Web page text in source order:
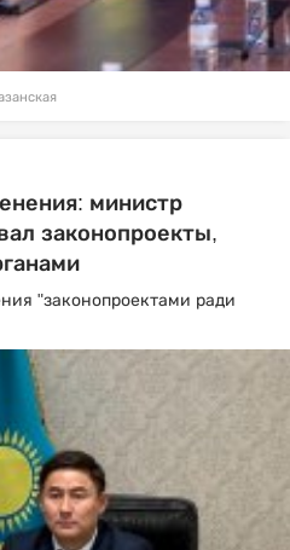
министр
законопроекты,
"законопроектами ради